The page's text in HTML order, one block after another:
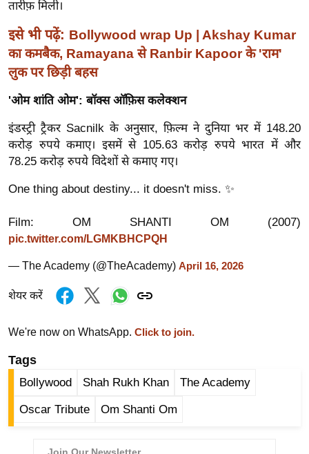
डि
या
सा
हि
त्य
ज
ग
त
ऑ
व
र्ल्ड
न्यू
ब्री
म
नो
ज
न
तारीफ़ मिली।
इसे भी पढ़ें: Bollywood wrap Up | Akshay Kumar
का कमबैक, Ramayana से Ranbir Kapoor के 'राम'
लुक पर छिड़ी बहस
'ओम शांति ओम': बॉक्स ऑफ़िस कलेक्शन
इंडस्ट्री ट्रैकर Sacnilk के अनुसार, फ़िल्म ने दुनिया भर में 148.20
करोड़ रुपये कमाए। इसमें से 105.63 करोड़ रुपये भारत में और
78.25 करोड़ रुपये विदेशों से कमाए गए।
One thing about destiny... it doesn't miss. ✨
Film: OM SHANTI OM (2007)
pic.twitter.com/LGMKBHCPQH
— The Academy (@TheAcademy) April 16, 2026
शेयर करें
We're now on WhatsApp. Click to join.
Tags
Bollywood Shah Rukh Khan The Academy
Oscar Tribute Om Shanti Om